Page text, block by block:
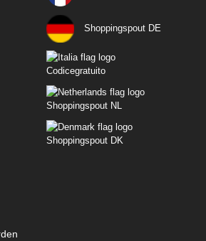
Shoppingspout DE
Codicegratuito
Shoppingspout NL
Shoppingspout DK